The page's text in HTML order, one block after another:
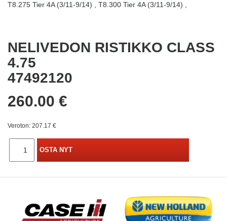
T8.275 Tier 4A (3/11-9/14) T8.300 Tier 4A (3/11-9/14)
NELIVEDON RISTIKKO CLASS
4.75
47492120
260.00 €
Veroton: 207.17 €
OSTA NYT